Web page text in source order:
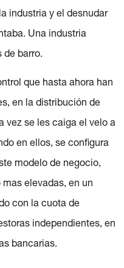
industria y el desnudar
Una industria
de barro.
que hasta ahora han
en la distribución de
vez se les caiga el velo a
en ellos, se configura
modelo de negocio,
elevadas, en un
con la cuota de
independientes, en
bancarias.